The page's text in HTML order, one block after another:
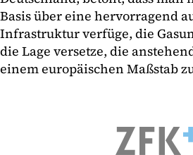
Basis über eine hervorragend
Infrastruktur verfüge, die
die Lage versetze, die
einem europäischen Maßstab